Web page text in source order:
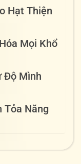
Hạt Thiện
Mọi Khổ
Độ Mình
Tỏa Năng